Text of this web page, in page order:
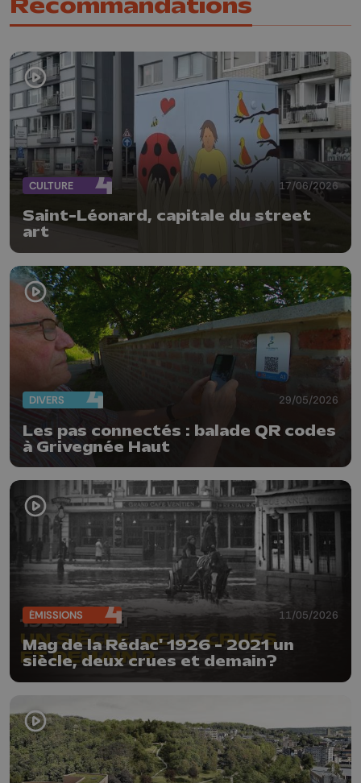
CULTURE 17/06/2026
Saint-Léonard, capitale du street
art
DIVERS 29/05/2026
Les pas connectés : balade QR codes
à Grivegnée Haut
ÉMISSIONS 11/05/2026
Mag de la Rédac' 1926 - 2021 un
siècle, deux crues et demain?